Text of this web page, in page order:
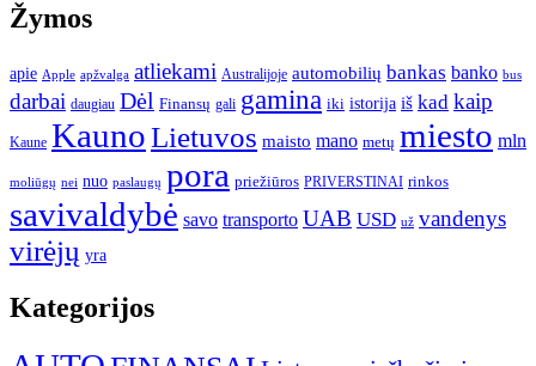
Žymos
apie Apple apžvalga atliekami Australijoje automobilių bankas banko bus
darbai daugiau Dėl Finansų gali gamina iki istorija iš kad kaip
Kaune KaunoLietuvos maisto mano metų miesto mln
moliūgų nei nuo paslaugų pora priežiūros PRIVERSTINAI rinkos
savivaldybė savo transporto UAB USD už vandenys
virėjų yra
Kategorijos